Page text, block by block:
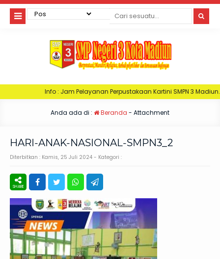
: Jam Pelayanan Perpustakaan Kartini SMPN 3 Madiun. Hari Senin :
Anda ada di : Beranda - Attachment
HARI-ANAK-NASIONAL-SMPN3_2
Diterbitkan : Kamis, 25 Juli 2024 - Kategori :